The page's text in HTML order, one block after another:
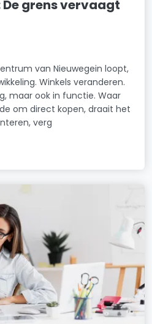
De grens vervaagt
van Nieuwegein loopt,
Winkels veranderen.
maar ook in functie. Waar
om direct kopen, draait het
verg